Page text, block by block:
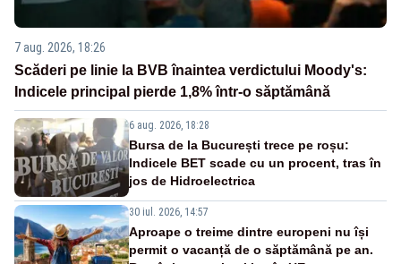
7 aug. 2026, 18:26
Scăderi pe linie la BVB înaintea verdictului Moody's:
Indicele principal pierde 1,8% într-o săptămână
6 aug. 2026, 18:28
Bursa de la București trece pe roșu:
Indicele BET scade cu un procent, tras în
jos de Hidroelectrica
30 iul. 2026, 14:57
Aproape o treime dintre europeni nu își
permit o vacanță de o săptămână pe an.